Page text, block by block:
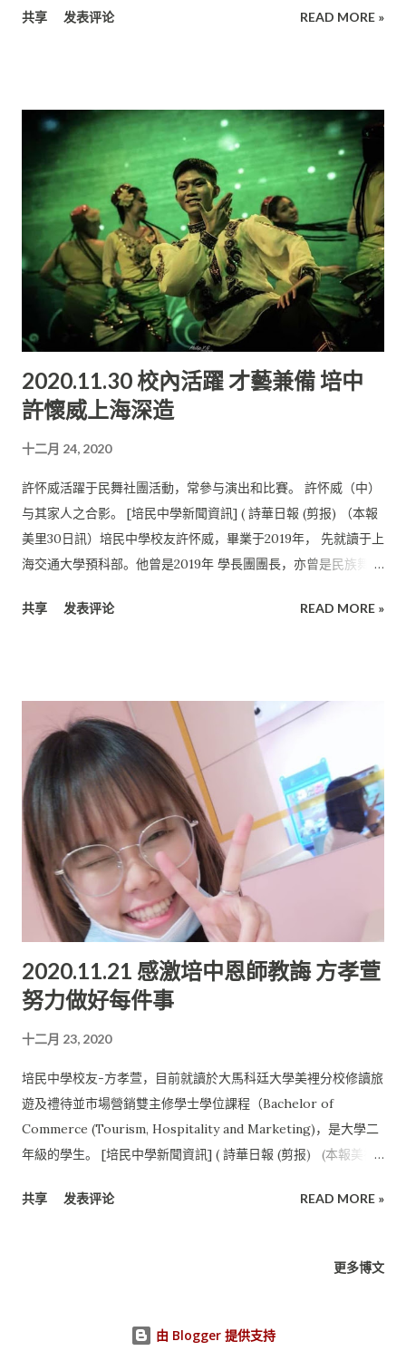
務公司）工作。 許達友的本科是土木工程學士。1997年畢業於英
範圍非常廣泛，從初級護理、癌症研究，到心理學、 體育與運動
科學、音樂和工程學。 伯明翰大學還被推選為英國高等教育之科
學、技術、 工程和數學學科項目中心(STEM)。在2017/ 18年的
QS世界大學排名中，伯明翰大學位居英國第14名、 世界第84
名；在2017年英國官方組織的教學卓越框架（ TEF）評估中，取
得最高的Golden等級。 多國工作生活 許達友在受訪時表示，他
非常感謝培民中學對他的栽培。 培民中學提倡中庸、踏實的人文
教育，為教育而辦教育， 令身為培中生的他感到無比光榮。 此
外，作為英國的留學生，他十分慶幸自己的英語水平， 在應付課
業以及與人溝通時是完全沒有問題的。 這也有賴於在中學求學時
期已經有打好穩固的英語基礎。 1998年，許達友開始在石油領域
工作，也曾在中東各國、 東南亞、中國和北非工作及生活。2010
及交流的主要語言， 對許達友來說是完全不成問題的。 感激老師
盡責教學 回憶起他的中學時期， 令許達友印象最深刻的就是王光
輝老師和劉進順老師。 王光輝老師是他的高中級任以及馬來文老
師。在許達友眼中， 王光輝老師是100% 認真，200%盡責，
300%為學生著想的好老師。另外， 劉進順老師是他的高中數學
己，和他們一起“ 出生入死”，並分享許多寶貴的人生經驗。 許達
共享 发表评论 READ MORE »
2020.11.30 校內活躍 才藝兼備 培中
許懷威上海深造
十二月 24, 2020
許怀威活躍于民舞社團活動，常參与演出和比賽。 許怀威（中）
与其家人之合影。 [培民中學新聞資訊] ( 詩華日報 (剪报) （本報
美里30日訊）培民中學校友許怀威，畢業于2019年， 先就讀于上
海交通大學預科部。他曾是2019年 學長團團長，亦曾是民族舞蹈
許怀威在校期間，活躍于校內外各大活動与比賽， 亦從中獲取了
《歌聲時代》 歌唱比賽中獲得高中組殿軍及最佳台風獎。此外，
他嘗試突破自己， 參与了馬來西亞全馬漢字書法比賽，并獲得了
安慰獎。 許校友能文，亦能武。 他參与了2018年新春舞獅傳統
地青公開賽（季軍）、 校內籃球賽（亞軍）、校內排球賽（ 冠
軍）等，獲得了大大小小的榮譽。 他在受訪時表示，培中注重三
語教育（尤其是英語）， 就讀培中讓他擁有雙軌制度的优勢。 培
養學生軟技能 培中善于發掘學生才能， 因而設立了許多平台并鼓
勵學生舉辦各种活動， 借此机會培養學生的軟技能，無形中提高
了學生的辦事能力， 團隊精神等。 “在就讀培民六年的時間里，
我參加了學長團和民族舞社兩個社團， 而我也從中獲益良多，像
是培養了自律的性格， 了解了團隊精神的重要性，并懂得与他人
溝通的技巧， 且學習到如何領導團隊等。我相信在培中奠定的這
應大學生活。 ” 他在受訪時這樣表示。 他也想借此机會感謝在中
學生涯期間影響了他最深兩位老師—— 符玉華老師与貝榮彩老
師。他說，感謝她們當年的提拔与推荐， 才讓他有机會接触學長
團和民族舞社， 間接讓他學習到諸多課本以外的知識和技能。 疫
情嚴峻線上學習 “最后，我想感謝我的父母這些年來默默地在我
他在受訪時這樣表示。 他透露，由于疫情關系，所以目前還在美
助。” 他進而表示。 他認為，雖然目前只是居家上課，但他依舊
共享 发表评论 READ MORE »
2020.11.21 感激培中恩師教誨 方孝萱
努力做好每件事
十二月 23, 2020
培民中學校友-方孝萱，目前就讀於大馬科廷大學美裡分校修讀旅
遊及禮待並市場營銷雙主修學士學位課程（Bachelor of
Commerce (Tourism, Hospitality and Marketing)，是大學二
年級的學生。 [培民中學新聞資訊] ( 詩華日報 (剪报) (本報美裡
校修讀旅遊及禮待並市場營銷雙主修 學士學位課程（Bachelor
澳大利亞科廷主校園同步。 學生若想要有到國外求學的機會， 也
共享 发表评论 READ MORE »
更多博文
由 Blogger 提供支持